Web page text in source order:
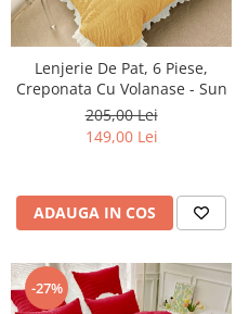
Lenjerie De Pat, 6 Piese,
Creponata Cu Volanase - Sun
205,00 Lei
149,00 Lei
ADAUGA IN COS
-27%